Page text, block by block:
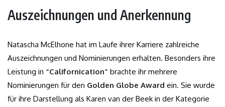
Auszeichnungen und Anerkennung
Natascha McElhone hat im Laufe ihrer Karriere zahlreiche
Auszeichnungen und Nominierungen erhalten. Besonders ihre
Leistung in “Californication” brachte ihr mehrere
Nominierungen für den Golden Globe Award ein. Sie wurde
für ihre Darstellung als Karen van der Beek in der Kategorie